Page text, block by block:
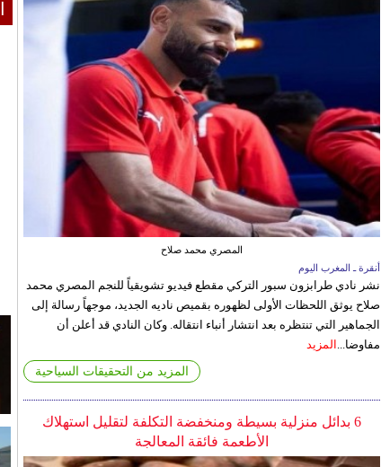
المصري محمد صلاح
أنقرة ـ المغرب اليوم
نشر نادي طرابزون سبور التركي مقطع فيديو تشويقياً للنجم المصري محمد
صلاح يوثق اللحظات الأولى لظهوره بقميص ناديه الجديد، موجهاً رسالة إلى
الجماهير التي تنتظره بعد انتشار أنباء انتقاله. وكان النادي قد أعلن أن
مفاوضا... المزيد
المزيد من التحقيقات السياحية
6 بدائل منزلية بسيطة ومنخفضة التكلفة لتقليل استهلاك
الأطعمة فائقة المعالجة